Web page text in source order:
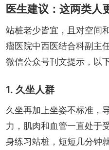
医生建议：这两类人
站桩老少皆宜，且对空间
瘤医院中西医结合科副主
微信公众号刊文提示，
1. 久坐人群
久坐再加上坐姿不标准，
力，肌肉和血管一直处于
身练习站桩，短短几分钟